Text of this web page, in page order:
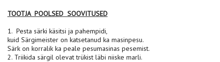
TOOTJA POOLSED SOOVITUSED
1. Pesta särki käsitsi ja pahempidi,
kuid Särgimeister on katsetanud ka masinpesu.
Särk on korralik ka peale pesumasinas pesemist.
2. Triikida särgil olevat trükist läbi niiske marli.